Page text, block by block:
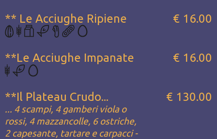
** Le Acciughe Ripiene € 16.00
**Le Acciughe Impanate € 16.00
**Il Plateau Crudo...
... 4 scampi, 4 gamberi viola o
rossi, 4 mazzancolle, 6 ostriche,
2 capesante, tartare e carpacci -
€ 130.00